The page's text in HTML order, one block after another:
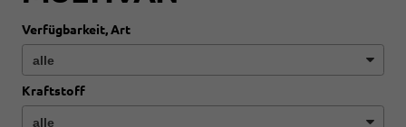
Verfügbarkeit, Art
Kraftstoff